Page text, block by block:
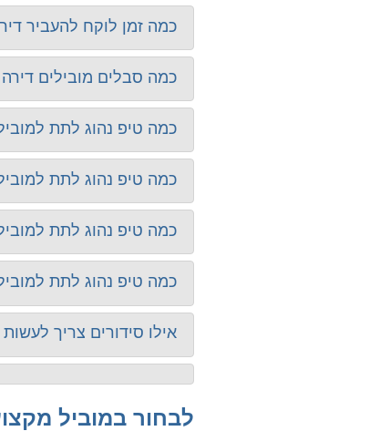
כמה זמן לוקח להעביר
כמה סבלים מובילים
כמה טיפ נהוג לתת למוביל על דירת 5
כמה טיפ נהוג לתת למוביל על דירת 4
כמה טיפ נהוג לתת למוביל על דירת 3
כמה טיפ נהוג לתת למוביל על דירת 2
אילו סידורים צריך
לבחור במוביל